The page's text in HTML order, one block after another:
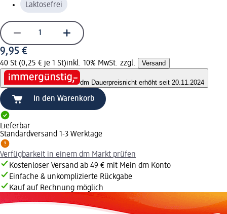
Laktosefrei
9,95 €
40 St (0,25 € je 1 St)inkl. 10% MwSt. zzgl. Versand
dm Dauerpreisnicht erhöht seit 20.11.2024
In den Warenkorb
Lieferbar
Standardversand 1-3 Werktage
Verfügbarkeit in einem dm Markt prüfen
Kostenloser Versand ab 49 € mit Mein dm Konto
Einfache & unkomplizierte Rückgabe
Kauf auf Rechnung möglich